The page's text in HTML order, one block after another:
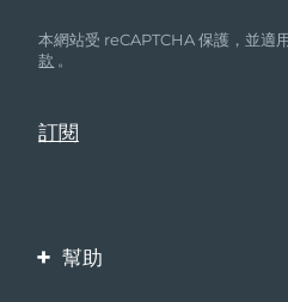
本網站受 reCAPTCHA 保護，並適
款 。
幫助